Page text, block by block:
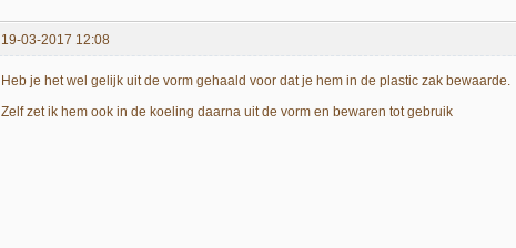
19-03-2017 12:08
Heb je het wel gelijk uit de vorm gehaald voor dat je hem in de plastic zak bewaarde.
Zelf zet ik hem ook in de koeling daarna uit de vorm en bewaren tot gebruik